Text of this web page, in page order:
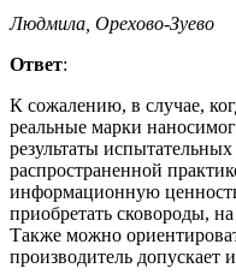
Людмила, Орехово-Зуево
Ответ:
К сожалению, в случае,
реальные марки
результаты испытательных
распространенной
информационную
приобретать сковороды,
Также можно
производитель допускает